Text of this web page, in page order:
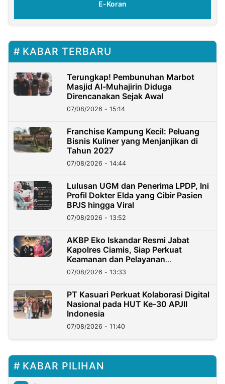
E-Koran
KABAR TERBARU
Terungkap! Pembunuhan Marbot
Masjid Al-Muhajirin Diduga
Direncanakan Sejak Awal
07/08/2026 - 15:14
Franchise Kampung Kecil: Peluang
Bisnis Kuliner yang Menjanjikan di
Tahun 2027
07/08/2026 - 14:44
Lulusan UGM dan Penerima LPDP, Ini
Profil Dokter Elda yang Cibir Pasien
BPJS hingga Viral
07/08/2026 - 13:52
AKBP Eko Iskandar Resmi Jabat
Kapolres Ciamis, Siap Perkuat
Keamanan dan Pelayanan
Masyarakat
07/08/2026 - 13:33
PT Kasuari Perkuat Kolaborasi Digital
Nasional pada HUT Ke-30 APJII
Indonesia
07/08/2026 - 11:40
KABAR PILIHAN